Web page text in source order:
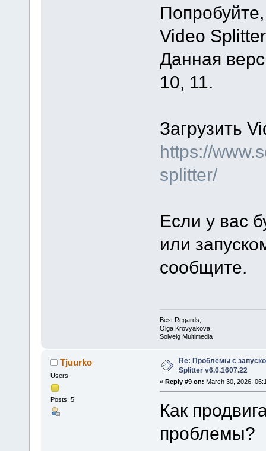
Video
Данная
10, 11.
Загрузить
https://
splitter/
Если у вас
или
сообщите.
Best Regards,
Olga Krovyakova
Solveig Multimedia
Tjuurko
Users
Posts: 5
Re: Проблемы с
Splitter v6.0.1607.22
« Reply #9 on: March 30, 2026,
Как
проблемы?